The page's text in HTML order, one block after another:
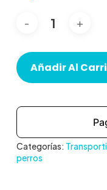
Añadir Al
Categorías:
perros